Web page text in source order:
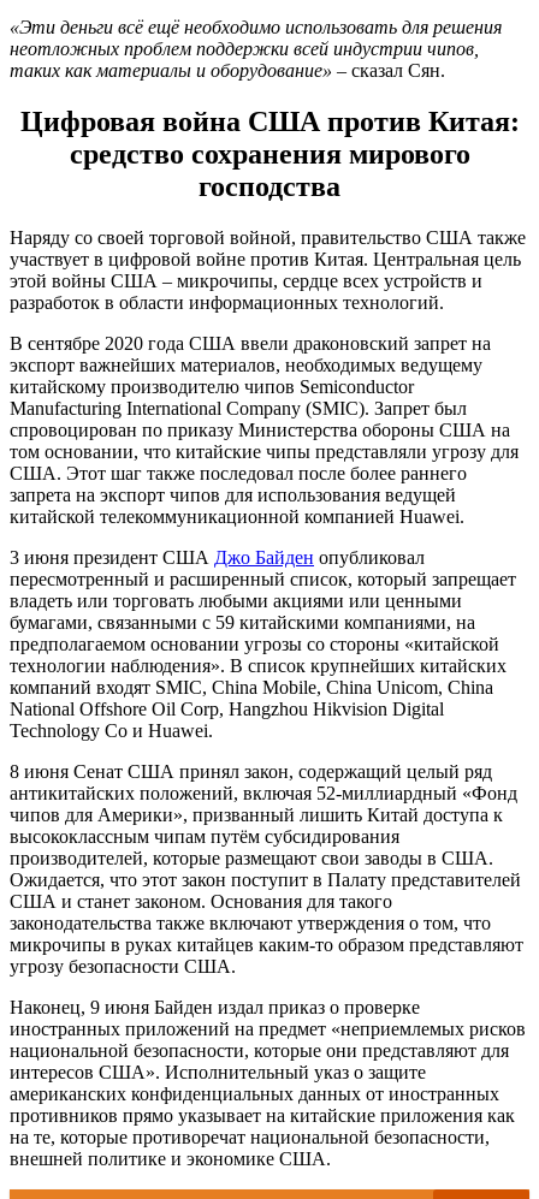
«Эти деньги всё ещё необходимо использовать для решения
неотложных проблем поддержки всей индустрии чипов,
таких как материалы и оборудование» – сказал Сян.
Цифровая война США против Китая:
средство сохранения мирового
господства
Наряду со своей торговой войной, правительство США также
участвует в цифровой войне против Китая. Центральная цель
этой войны США – микрочипы, сердце всех устройств и
разработок в области информационных технологий.
В сентябре 2020 года США ввели драконовский запрет на
экспорт важнейших материалов, необходимых ведущему
китайскому производителю чипов Semiconductor
Manufacturing International Company (SMIC). Запрет был
спровоцирован по приказу Министерства обороны США на
том основании, что китайские чипы представляли угрозу для
США. Этот шаг также последовал после более раннего
запрета на экспорт чипов для использования ведущей
китайской телекоммуникационной компанией Huawei.
3 июня президент США Джо Байден опубликовал
пересмотренный и расширенный список, который запрещает
владеть или торговать любыми акциями или ценными
бумагами, связанными с 59 китайскими компаниями, на
предполагаемом основании угрозы со стороны «китайской
технологии наблюдения». В список крупнейших китайских
компаний входят SMIC, China Mobile, China Unicom, China
National Offshore Oil Corp, Hangzhou Hikvision Digital
Technology Co и Huawei.
8 июня Сенат США принял закон, содержащий целый ряд
антикитайских положений, включая 52-миллиардный «Фонд
чипов для Америки», призванный лишить Китай доступа к
высококлассным чипам путём субсидирования
производителей, которые размещают свои заводы в США.
Ожидается, что этот закон поступит в Палату представителей
США и станет законом. Основания для такого
законодательства также включают утверждения о том, что
микрочипы в руках китайцев каким-то образом представляют
угрозу безопасности США.
Наконец, 9 июня Байден издал приказ о проверке
иностранных приложений на предмет «неприемлемых рисков
национальной безопасности, которые они представляют для
интересов США». Исполнительный указ о защите
американских конфиденциальных данных от иностранных
противников прямо указывает на китайские приложения как
на те, которые противоречат национальной безопасности,
внешней политике и экономике США.